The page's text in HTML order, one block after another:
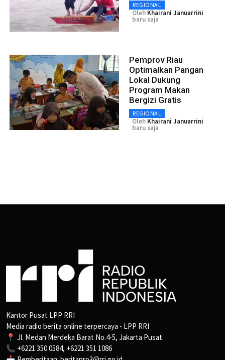
REGIONAL
Oleh Khairani Januarrini
baru saja
Pemprov Riau
Optimalkan Pangan
Lokal Dukung
Program Makan
Bergizi Gratis
REGIONAL
Oleh Khairani Januarrini
baru saja
Kantor Pusat LPP RRI
Media radio berita online terpercaya - LPP RRI
📍 Jl. Medan Merdeka Barat No.4-5, Jakarta Pusat.
📞 +6221 350 0584, +6221 351 1086